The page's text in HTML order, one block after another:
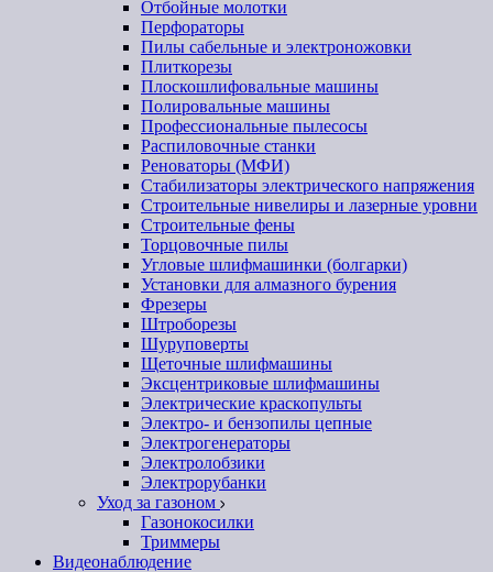
Отбойные молотки
Перфораторы
Пилы сабельные и электроножовки
Плиткорезы
Плоскошлифовальные машины
Полировальные машины
Профессиональные пылесосы
Распиловочные станки
Реноваторы (МФИ)
Стабилизаторы электрического напряжения
Строительные нивелиры и лазерные уровни
Строительные фены
Торцовочные пилы
Угловые шлифмашинки (болгарки)
Установки для алмазного бурения
Фрезеры
Штроборезы
Шуруповерты
Щеточные шлифмашины
Эксцентриковые шлифмашины
Электрические краскопульты
Электро- и бензопилы цепные
Электрогенераторы
Электролобзики
Электрорубанки
Уход за газоном
Газонокосилки
Триммеры
Видеонаблюдение